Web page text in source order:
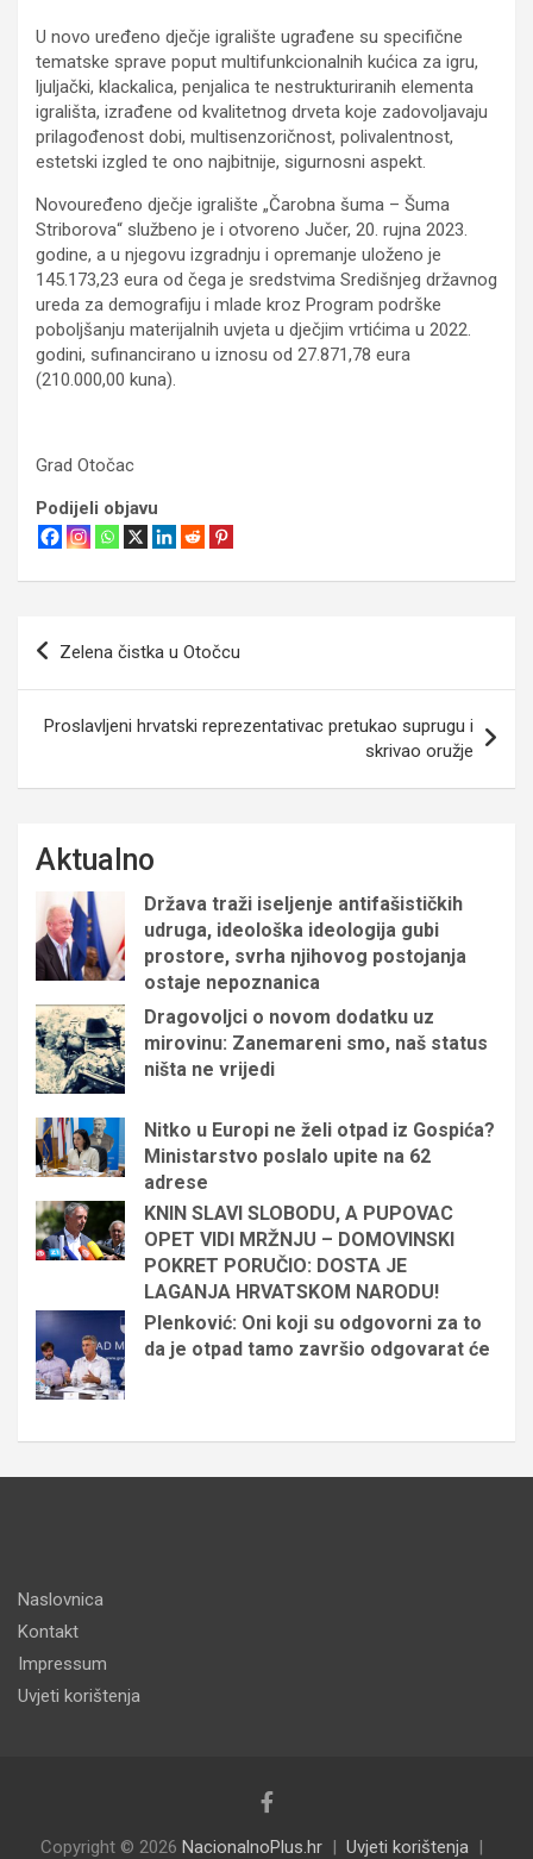
U novo uređeno dječje igralište ugrađene su specifične
tematske sprave poput multifunkcionalnih kućica za igru,
ljuljački, klackalica, penjalica te nestrukturiranih elementa
igrališta, izrađene od kvalitetnog drveta koje zadovoljavaju
prilagođenost dobi, multisenzoričnost, polivalentnost,
estetski izgled te ono najbitnije, sigurnosni aspekt.
Novouređeno dječje igralište „Čarobna šuma – Šuma
Striborova“ službeno je i otvoreno Jučer, 20. rujna 2023.
godine, a u njegovu izgradnju i opremanje uloženo je
145.173,23 eura od čega je sredstvima Središnjeg državnog
ureda za demografiju i mlade kroz Program podrške
poboljšanju materijalnih uvjeta u dječjim vrtićima u 2022.
godini, sufinancirano u iznosu od 27.871,78 eura
(210.000,00 kuna).
Grad Otočac
Podijeli objavu
Navigacija
Zelena čistka u Otočcu
Proslavljeni hrvatski reprezentativac pretukao suprugu i
skrivao oružje
Aktualno
Država traži iseljenje antifašističkih
udruga, ideološka ideologija gubi
prostore, svrha njihovog postojanja
ostaje nepoznanica
Dragovoljci o novom dodatku uz
mirovinu: Zanemareni smo, naš status
ništa ne vrijedi
Nitko u Europi ne želi otpad iz Gospića?
Ministarstvo poslalo upite na 62
adrese
KNIN SLAVI SLOBODU, A PUPOVAC
OPET VIDI MRŽNJU – DOMOVINSKI
POKRET PORUČIO: DOSTA JE
LAGANJA HRVATSKOM NARODU!
Plenković: Oni koji su odgovorni za to
da je otpad tamo završio odgovarat će
Naslovnica
Kontakt
Impressum
Uvjeti korištenja
Copyright © 2026 NacionalnoPlus.hr Uvjeti korištenja